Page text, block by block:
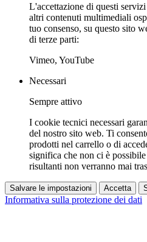
L'accettazione di questi
altri contenuti multimediali
tuo consenso, su questo sito
di terze parti:
Vimeo, YouTube
Necessari
Sempre attivo
I cookie tecnici necessari
del nostro sito web. Ti
prodotti nel carrello o di
significa che non ci è
risultanti non verranno mai
Salvare le impostazioni Accetta
Informativa sulla protezione dei dati